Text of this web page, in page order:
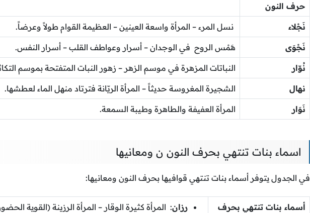
حرف النون
نَجْلاء نسل المرء – المرأة واسعة العينين – العظيمة القوام طولاً وعرضاً.
نَجْوَى هَمْس الروح في الوجدان – أسرار وعواطف القلب – أسرار النفس.
نُوّار النباتات المزهرة في موسم الزهر – زهور النبات المتفتحة بموسم
نهال الشجيرة المغروسة حديثاً – المرأة الريّانة فترتاد منهل الماء لعطشها.
نَوَار المرأة العفيفة والطاهرة وطيبة السمعة.
اسماء بنات تنتهي بحرف النون ن ومعانيها
في الجدول يتوفر أسماء بنات تنتهي قوافيها بحرف النون ومعانيها:
أسماء بنات تنتهي بحرف
رزان: المرأة كثيرة الوقار – المرأة الرزينة (القوية